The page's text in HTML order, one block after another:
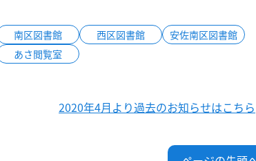
南区図書館 西区図書館
安佐南区図書館
あさ閲覧室
2020年4月より過去のお知らせはこちら